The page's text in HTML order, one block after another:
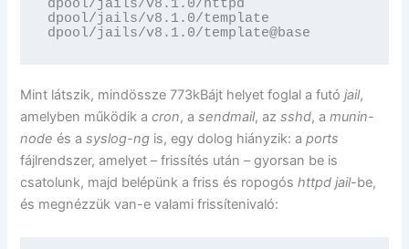
dpool/jails/v8.1.0/httpd
dpool/jails/v8.1.0/template
dpool/jails/v8.1.0/template@base
Mint látszik, mindössze 773kBájt helyet foglal a futójail,
amelyben működik acron, asendmail, azsshd, amunin-
node és asyslog-ng is, egy dolog hiányzik: aports
fájlrendszer, amelyet – frissítés után – gyorsan be is
csatolunk, majd belépünk a friss és ropogóshttpd jail-be,
és megnézzük van-e valami frissítenivaló: